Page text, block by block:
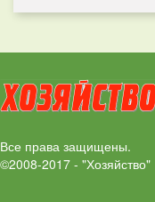
Все права защищены.
©2008-2017 - "Хозяйство"